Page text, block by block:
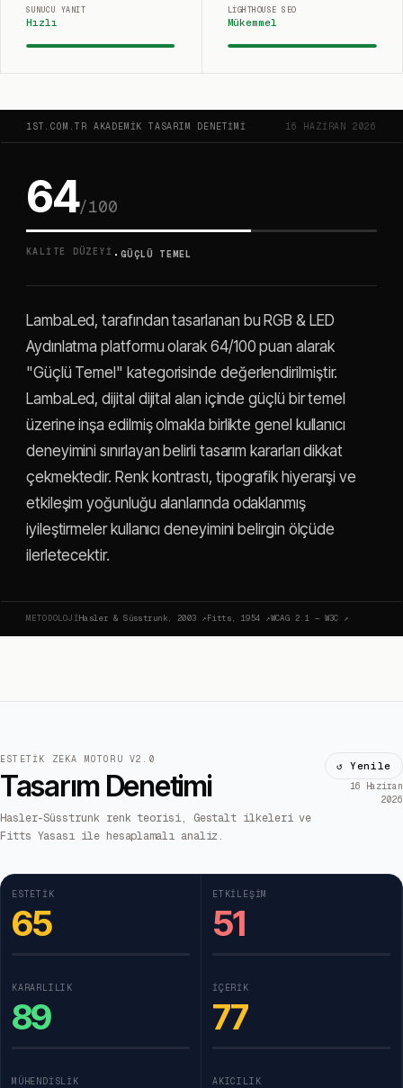
SUNUCU YANIT
Hızlı
LIGHTHOUSE SEO
Mükemmel
1ST.COM.TR AKADEMIK TASARIM DENETIMI 16 HAZIRAN 2026
64/100
KALITE DÜZEYI ·GÜÇLÜ TEMEL
LambaLed, tarafından tasarlanan bu RGB & LED
Aydınlatma platformu olarak 64/100 puan alarak
"Güçlü Temel" kategorisinde değerlendirilmiştir.
LambaLed, dijital dijital alan içinde güçlü bir temel
üzerine inşa edilmiş olmakla birlikte genel kullanıcı
deneyimini sınırlayan belirli tasarım kararları dikkat
çekmektedir. Renk kontrastı, tipografik hiyerarşi ve
etkileşim yoğunluğu alanlarında odaklanmış
iyileştirmeler kullanıcı deneyimini belirgin ölçüde
ilerletecektir.
METODOLOJIHasler & Süsstrunk, 2003 ↗Fitts, 1954 ↗WCAG 2.1 — W3C ↗
ESTETIK ZEKA MOTORU V2.0
Tasarım Denetimi
Hasler-Süsstrunk renk teorisi, Gestalt ilkeleri ve
Fitts Yasası ile hesaplamalı analiz.
↺ Yenile
16 Haziran
2026
ESTETIK
65
ETKILEŞIM
51
KARARLILIK
89
İÇERIK
77
MÜHENDISLIK AKICILIK